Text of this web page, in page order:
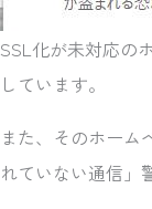
SSL化が未対応の
しています。
また、そのホーム
れていない通信」